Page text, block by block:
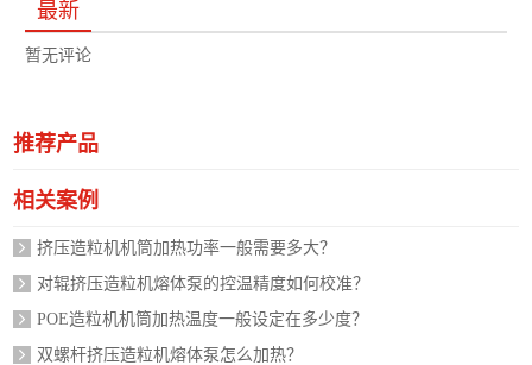
最新
暂无评论
推荐产品
相关案例
挤压造粒机机筒加热功率一般需要多大？
对辊挤压造粒机熔体泵的控温精度如何校准？
POE造粒机机筒加热温度一般设定在多少度？
双螺杆挤压造粒机熔体泵怎么加热？